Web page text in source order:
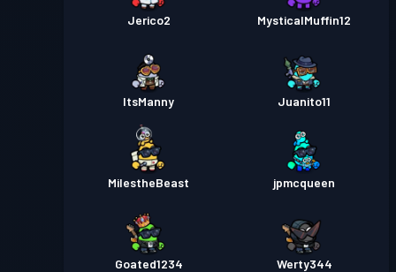
Jerico2 MysticalMuffin12
ItsManny Juanito11
MilestheBeast jpmcqueen
Goated1234 Werty344